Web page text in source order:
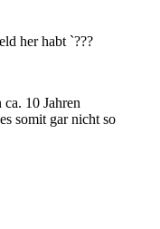
her habt `???
10 Jahren
somit gar nicht so